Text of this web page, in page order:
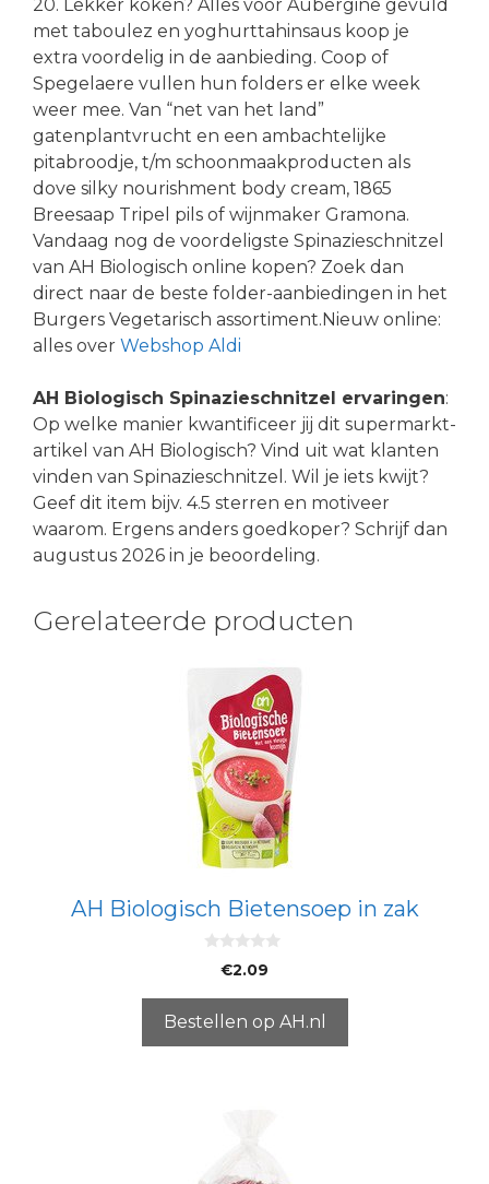
20. Lekker koken? Alles voor Aubergine gevuld
met taboulez en yoghurttahinsaus koop je
extra voordelig in de aanbieding. Coop of
Spegelaere vullen hun folders er elke week
weer mee. Van “net van het land”
gatenplantvrucht en een ambachtelijke
pitabroodje, t/m schoonmaakproducten als
dove silky nourishment body cream, 1865
Breesaap Tripel pils of wijnmaker Gramona.
Vandaag nog de voordeligste Spinazieschnitzel
van AH Biologisch online kopen? Zoek dan
direct naar de beste folder-aanbiedingen in het
Burgers Vegetarisch assortiment.Nieuw online:
alles over Webshop Aldi
AH Biologisch Spinazieschnitzel ervaringen:
Op welke manier kwantificeer jij dit supermarkt-
artikel van AH Biologisch? Vind uit wat klanten
vinden van Spinazieschnitzel. Wil je iets kwijt?
Geef dit item bijv. 4.5 sterren en motiveer
waarom. Ergens anders goedkoper? Schrijf dan
augustus 2026 in je beoordeling.
Gerelateerde producten
AH Biologisch Bietensoep in zak
5
€2.09
Bestellen op AH.nl